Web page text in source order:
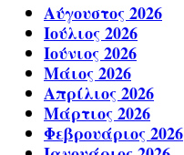
Αύγουστος 2026
Ιούλιος 2026
Ιούνιος 2026
Μάιος 2026
Απρίλιος 2026
Μάρτιος 2026
Φεβρουάριος 2026